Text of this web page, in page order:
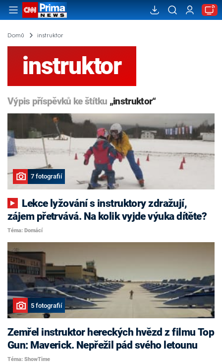
Domů instruktor
instruktor
Výpis příspěvků ke štítku „instruktor“
7 fotografií
zájem přetrvává. Na kolik vyjde výuka dítěte?
Téma: Domácí
5 fotografií
Zemřel instruktor hereckých hvězd z filmu Top
Gun: Maverick. Nepřežil pád svého letounu
Téma: ShowTime